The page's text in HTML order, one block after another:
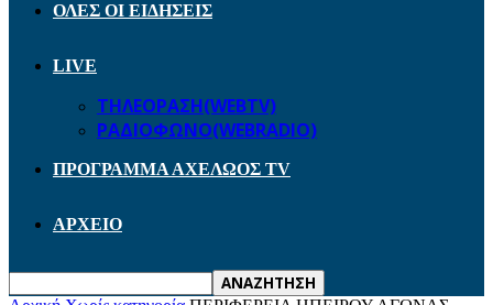
ΟΛΕΣ ΟΙ ΕΙΔΗΣΕΙΣ
LIVE
ΤΗΛΕΟΡΑΣΗ(WEBTV)
ΡΑΔΙΟΦΩΝΟ(WEBRADIO)
ΠΡΟΓΡΑΜΜΑ ΑΧΕΛΩΟΣ TV
ΑΡΧΕΙΟ